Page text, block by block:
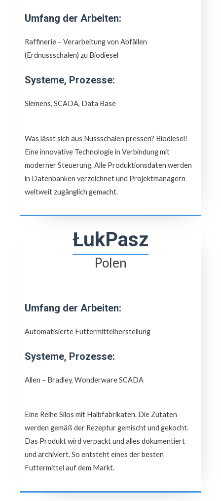
Umfang der Arbeiten:
Raffinerie – Verarbeitung von Abfällen
(Erdnussschalen) zu Biodiesel
Systeme, Prozesse:
Siemens, SCADA, Data Base
Was lässt sich aus Nussschalen pressen? Biodiesel!
Eine innovative Technologie in Verbindung mit
moderner Steuerung. Alle Produktionsdaten werden
in Datenbanken verzeichnet und Projektmanagern
weltweit zugänglich gemacht.
ŁukPasz
Polen
Umfang der Arbeiten:
Automatisierte Futtermittelherstellung
Systeme, Prozesse:
Allen – Bradley, Wonderware SCADA
Eine Reihe Silos mit Halbfabrikaten. Die Zutaten
werden gemäß der Rezeptur gemischt und gekocht.
Das Produkt wird verpackt und alles dokumentiert
und archiviert. So entsteht eines der besten
Futtermittel auf dem Markt.